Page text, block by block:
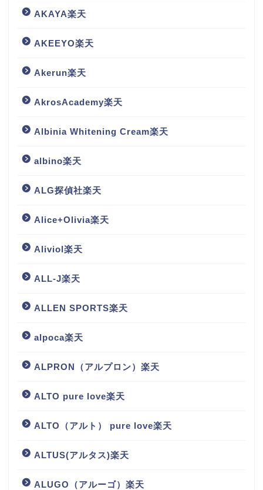
AKAYA楽天
AKEEYO楽天
Akerun楽天
AkrosAcademy楽天
Albinia Whitening Cream楽天
albino楽天
ALG探偵社楽天
Alice+Olivia楽天
Aliviol楽天
ALL-J楽天
ALLEN SPORTS楽天
alpoca楽天
ALPRON（アルプロン）楽天
ALTO pure love楽天
ALTO（アルト） pure love楽天
ALTUS(アルタス)楽天
ALUGO（アルーゴ）楽天